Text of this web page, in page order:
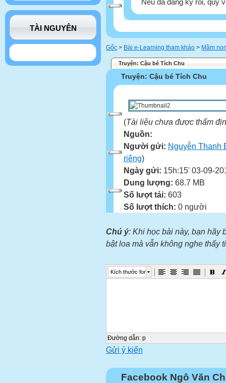
TÀI NGUYÊN
Nếu đã đăng ký rồi, quý
Gốc > Bài e-Learning tham khảo > Mầm
Truyện: Cậu bé Tích Chu
Truyện: Cậu bé Tích Chu
(Tài liệu chưa được thẩm
Nguồn:
Người gửi: Nguyễn Thanh
riêng)
Ngày gửi: 15h:15' 03-09-
Dung lượng: 68.7 MB
Số lượt tải: 603
Số lượt thích: 0 người
Chú ý: Khi học bài này, bạn hãy
bật loa mà vẫn không nghe thấy
Kích thước font
Đường dẫn: p
Gửi ý kiến
Facebook Ngô Văn